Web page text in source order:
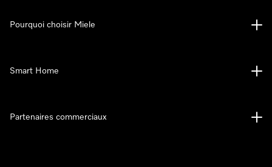
Pourquoi choisir Miele
Smart Home
Partenaires commerciaux